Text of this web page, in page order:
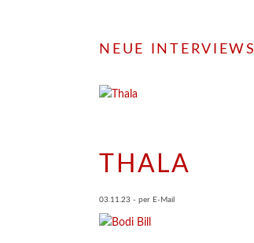
NEUE INTERVIEWS
THALA
03.11.23 - per E-Mail